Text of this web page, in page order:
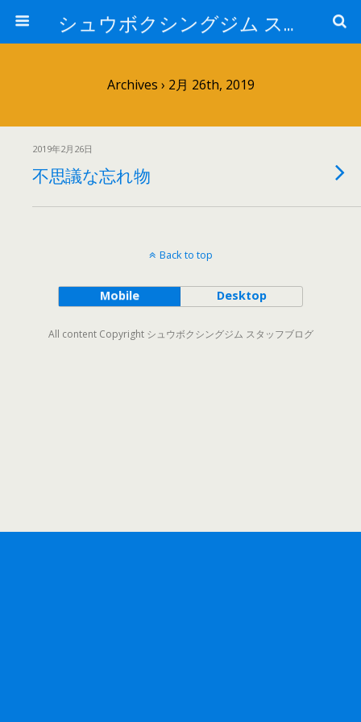
シュウボクシングジム スタッフブログ
Archives › 2月 26th, 2019
2019年2月26日
不思議な忘れ物
Back to top
Mobile Desktop
All content Copyright シュウボクシングジム スタッフブログ